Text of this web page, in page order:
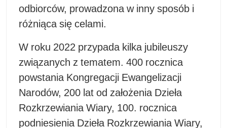
odbiorców, prowadzona w inny sposób i
różniąca się celami.
W roku 2022 przypada kilka jubileuszy
związanych z tematem. 400 rocznica
powstania Kongregacji Ewangelizacji
Narodów, 200 lat od założenia Dzieła
Rozkrzewiania Wiary, 100. rocznica
podniesienia Dzieła Rozkrzewiania Wiary,